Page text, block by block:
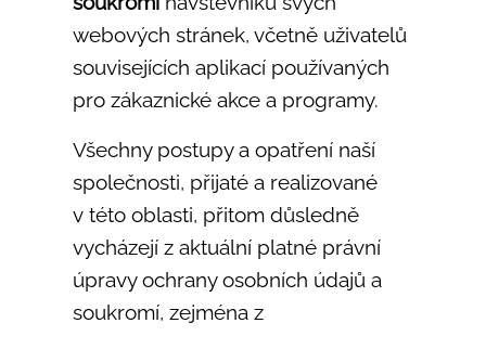
webových stránek, včetně uživatelů
souvisejících aplikací používaných
pro zákaznické akce a programy.
Všechny postupy a opatření naší
společnosti, přijaté a realizované
v této oblasti, přitom důsledně
vycházejí z aktuální platné právní
úpravy ochrany osobních údajů a
soukromí, zejména z